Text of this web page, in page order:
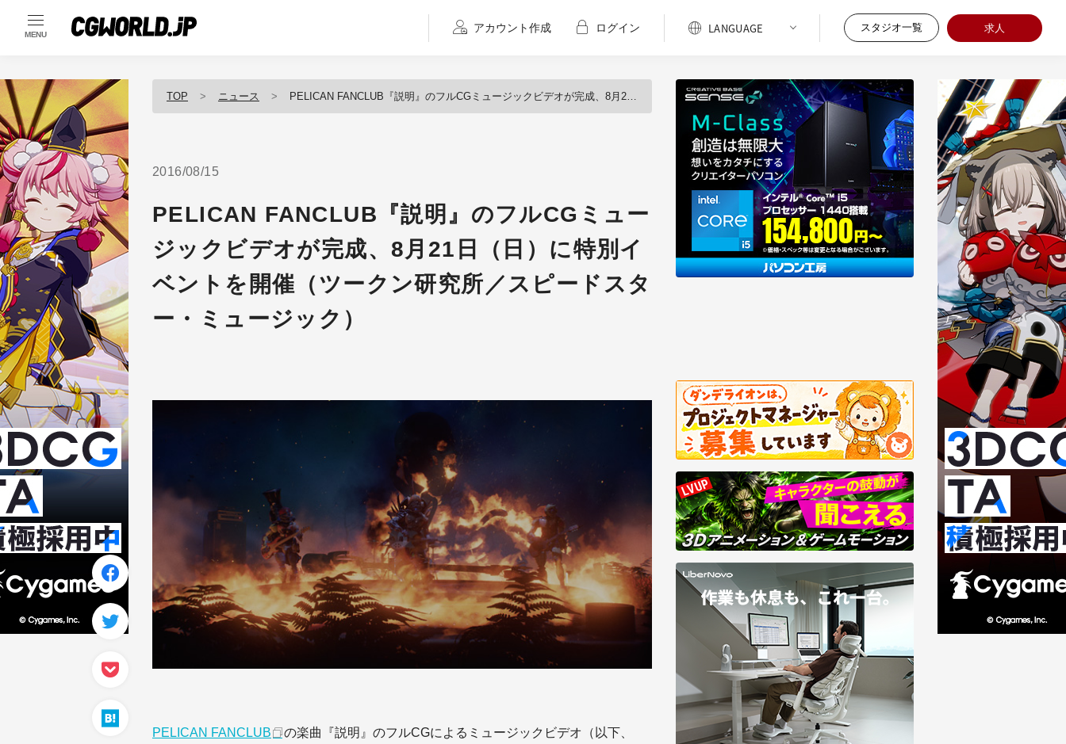
MENU
アカウント作成 ログイン スタジオ一覧 求人
TOP ニュース PELICAN FANCLUB『説明』のフルCGミュージックビデオが完成、8月21日（日）に特別イベントを開催（ツークン研究所／スピードスター・ミュージック）
2016/08/15
PELICAN FANCLUB『説明』のフルCGミュー
ジックビデオが完成、8月21日（日）に特別イ
ベントを開催（ツークン研究所／スピードスタ
ー・ミュージック）
PELICAN FANCLUB
の楽曲『説明』のフルCGによるミュージックビデオ（以下、